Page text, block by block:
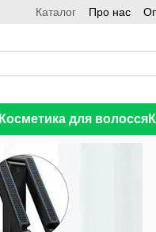
Каталог Про нас
Косметика для волосся